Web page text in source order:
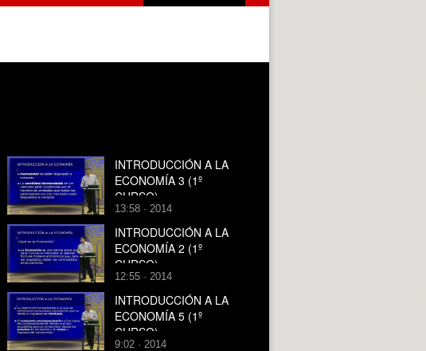
INTRODUCCIÓN A LA
ECONOMÍA 3 (1º
CURSO)
13:58 · 2014
INTRODUCCIÓN A LA
ECONOMÍA 2 (1º
CURSO)
12:55 · 2014
INTRODUCCIÓN A LA
ECONOMÍA 5 (1º
CURSO)
9:02 · 2014